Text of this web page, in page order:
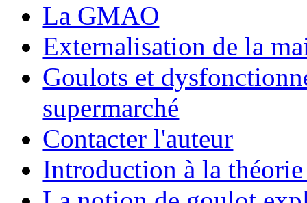
La GMAO
Externalisation de la
Goulots et
supermarché
Contacter l'auteur
Introduction à la